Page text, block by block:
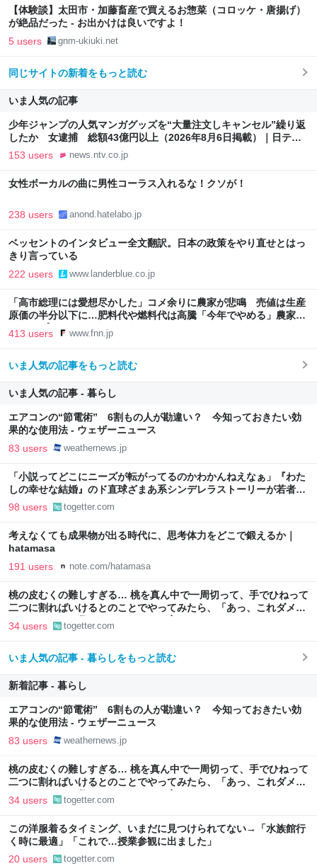
【体験談】太田市・加藤畜産で買えるお惣菜（コロッケ・唐揚げ）
が絶品だった - お出かけは良いですよ！
5 users gnm-ukiuki.net
同じサイトの新着をもっと読む
いま人気の記事
少年ジャンプの人気マンガグッズを“大量注文しキャンセル”繰り返
したか 女逮捕 総額43億円以上（2026年8月6日掲載）｜日テレ
NEWS NNN
153 users news.ntv.co.jp
女性ボーカルの曲に男性コーラス入れるな！クソが！
238 users anond.hatelabo.jp
ベッセントのインタビュー全文翻訳。日本の政策をやり直せとはっ
きり言っている
222 users www.landerblue.co.jp
「高市総理には愛想尽かした」コメ余りに農家が悲鳴 売値は生産
原価の半分以下に…肥料代や燃料代は高騰「今年でやめる」農家も
｜FNNプライムオンライン
413 users www.fnn.jp
いま人気の記事をもっと読む
いま人気の記事 - 暮らし
エアコンの“節電術” 6割もの人が勘違い？ 今知っておきたい効
果的な使用法 - ウェザーニュース
83 users weathernews.jp
「小説ってどこにニーズが転がってるのかわかんねえなぁ」『わた
しの幸せな結婚』のド直球ざまあ系シンデレラストーリーが若者に
ヒットしているという事実に考え込む
98 users togetter.com
考えなくても成果物が出る時代に、思考体力をどこで鍛えるか｜
hatamasa
191 users note.com/hatamasa
桃の皮むくの難しすぎる… 桃を真ん中で一周切って、手でひねって
二つに割ればいけるとのことでやってみたら、「あっ、これダメ
だ」となった→数々のアドバイスが寄せられる
34 users togetter.com
いま人気の記事 - 暮らしをもっと読む
新着記事 - 暮らし
エアコンの“節電術” 6割もの人が勘違い？ 今知っておきたい効
果的な使用法 - ウェザーニュース
83 users weathernews.jp
桃の皮むくの難しすぎる… 桃を真ん中で一周切って、手でひねって
二つに割ればいけるとのことでやってみたら、「あっ、これダメ
だ」となった→数々のアドバイスが寄せられる
34 users togetter.com
この洋服着るタイミング、いまだに見つけられてない→「水族館行
く時に最適」「これで…授業参観に出ました」
20 users togetter.com